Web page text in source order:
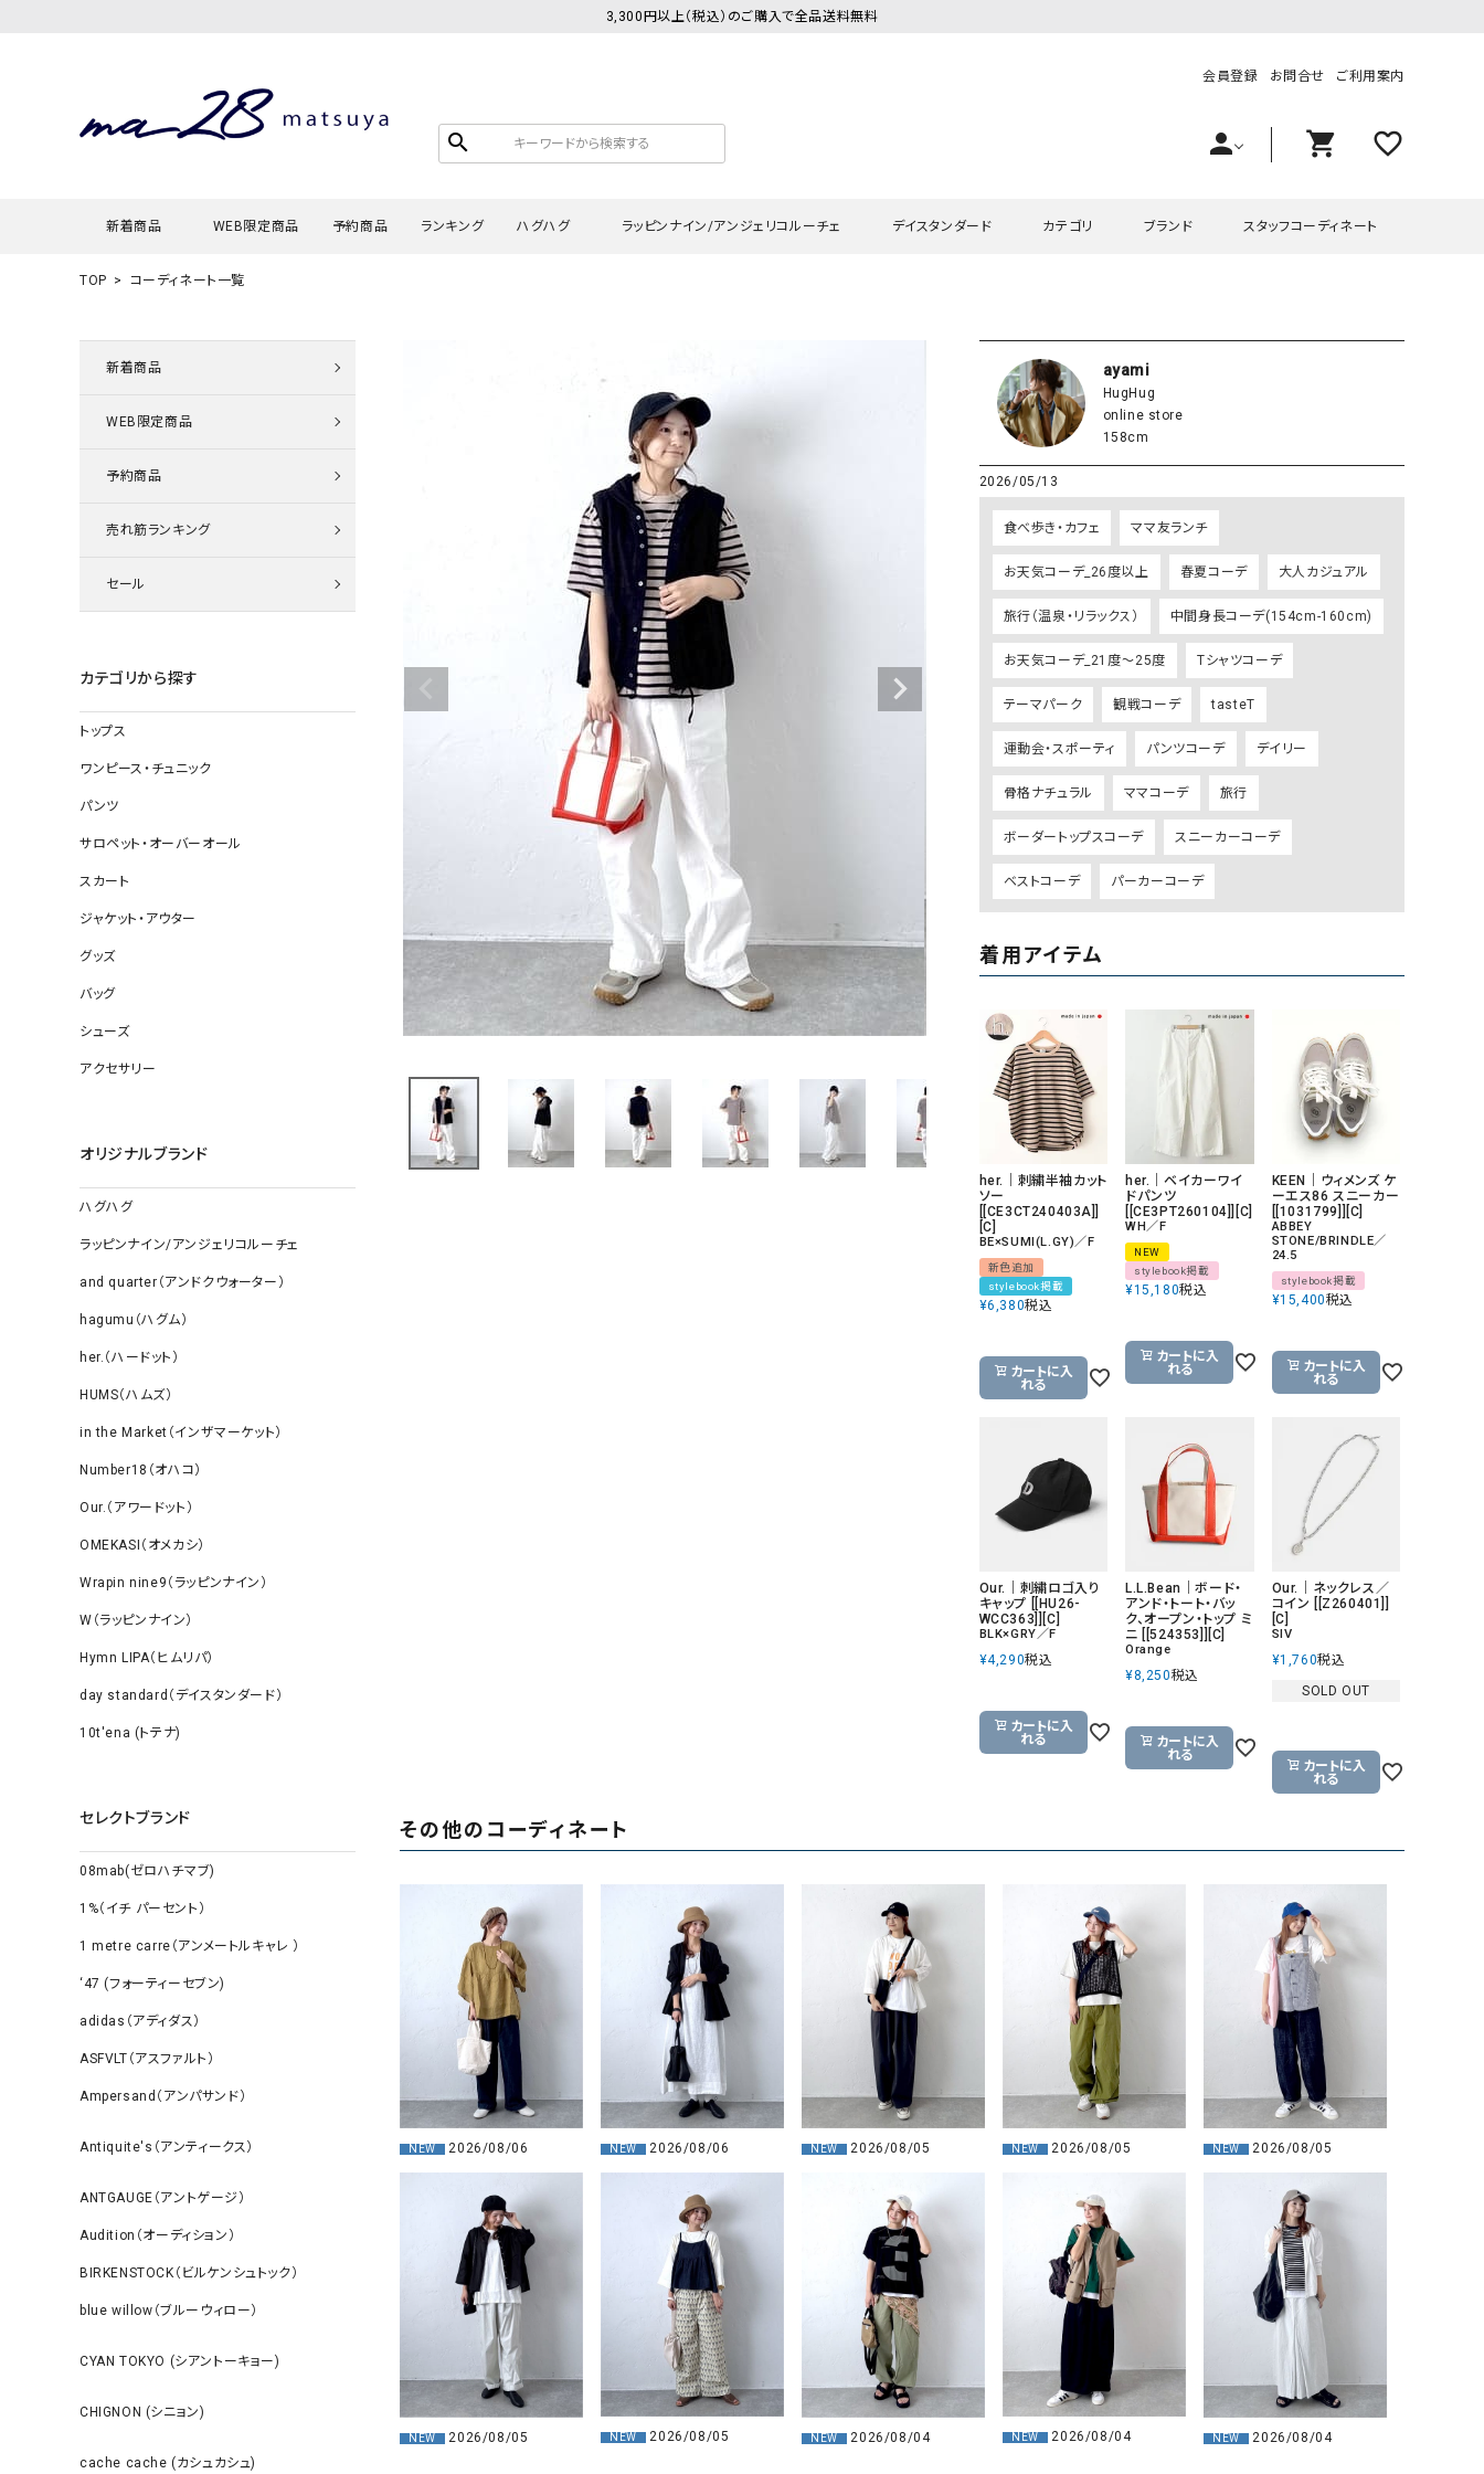
3,300円以上（税込）のご購入で全品送料無料
search
会員登録 お問合せ ご利用案内
person shopping_cart favorite_outline
新着商品 WEB限定商品 予約商品 ランキング ハグハグ
ロング・マキシ丈
その他スカート
帽子
ソックス
その他雑貨
ラッピンナイン/アンジェリコルーチェ
タンクトップ・キャミソール
デニムパンツ
その他のパンツ
ジャケット
コート
その他アウター
デイスタンダード
チュニック
ロング・マキシ丈
その他スカート
すべて見る
カテゴリ
ワンピース・チュニック
サロペット・オーバーオール
スカート
ワンピース・チュニック
サロペット・オーバーオール
ジャケット・アウター
ブランド
ラッピンナイン/アンジェリコルーチェ
hagumu（ハグム）
her.（ハードット）
and quarter（アンドクウォーター） HUMS（ハムズ）
day standard（デイスタンダード） 10t'ena (トテナ)
08mab(ゼロハチマブ)
1 metre carre（アンメートルキャレ ）
120%lino（ワンハンドレッドトゥエンティ
ーパーセントリノ）
adidas（アディダス）
ASFVLT（アスファルト） mizuiro ind（ミズイロ イン
Ampersand（アンパサンド）
Antiquite's（アンティークス）
NATURAL LAUNDRY（ナチ
Audition（オーディション）
ORDINARY FITS（オーディ
ツ）
blue willow（ブルーウィロー） Osmosis（オズモシス）
blue willow（ブルーウィロー） prit（プリット）
CUBE SUGAR（キューブシュガー） PUMA（プーマ）
CONVERSE ALL STAR（コンバースオー
ルスター）
Risley（リズレー）
Champion（チャンピオン） RED CARD（レッドカード）
DENIM DUNGAREE（デニムダンガリー） SO（エスオー）
Deck（ディック）
EVOL（イーボル）
SCOTCH&SODA（スコッチ
Emma Taylor（エマテイラー） SUGAR ROSE（シュガーロ
FLAVOR TEE（フレーバーティー） squady by graphite（スカ
GO TO HOLLYWOOD（ゴートゥーハリウ
THIRTY（サーティ）
GOOD SPEED（グッドスピード） un cinq（アンサンク）
GAIMO（ガイモ）
オーバーオール）
（ｇ） （グラム） upper hights（アッパーハイ
ILIMA（イリマ）
スタッフコーディネート
TOP コーディネート一覧
新着商品
WEB限定商品
予約商品
売れ筋ランキング
セール
カテゴリから探す
トップス
ワンピース・チュニック
パンツ
サロペット・オーバーオール
スカート
ジャケット・アウター
グッズ
バッグ
シューズ
アクセサリー
オリジナルブランド
ハグハグ
ラッピンナイン/アンジェリコルーチェ
and quarter（アンドクウォーター）
hagumu（ハグム）
her.（ハードット）
HUMS（ハムズ）
in the Market（インザマーケット）
Number18（オハコ）
Our.（アワードット）
OMEKASI（オメカシ）
Wrapin nine9（ラッピンナイン）
W（ラッピンナイン）
Hymn LIPA（ヒムリパ）
day standard（デイスタンダード）
10t'ena (トテナ)
セレクトブランド
08mab(ゼロハチマブ)
1%（イチ パーセント）
1 metre carre（アンメートルキャレ ）
‘47 (フォーティーセブン)
adidas（アディダス）
ASFVLT（アスファルト）
Ampersand（アンパサンド）
Antiquite's（アンティークス）
ANTGAUGE（アントゲージ）
Audition（オーディション）
BIRKENSTOCK（ビルケンシュトック）
blue willow（ブルーウィロー）
CYAN TOKYO (シアントーキョー)
CHIGNON (シニョン)
cache cache (カシュカシュ)
ayami
HugHug
online store
158cm
2026/05/13
食べ歩き・カフェ ママ友ランチ
お天気コーデ_26度以上 春夏コーデ 大人カジュアル
旅行（温泉・リラックス） 中間身長コーデ(154cm-160cm)
お天気コーデ_21度～25度 Tシャツコーデ
テーマパーク 観戦コーデ tasteT
運動会・スポーティ パンツコーデ デイリー
骨格ナチュラル ママコーデ 旅行
ボーダートップスコーデ スニーカーコーデ
ベストコーデ パーカーコーデ
着用アイテム
her.｜刺繍半袖カット
ソー
[[CE3CT240403A]]
[C]
BE×SUMI(L.GY)／F
新色追加
stylebook掲載
¥6,380税込
カートに入
れる
her.｜ベイカーワイ
ドパンツ
[[CE3PT260104]][C]
WH／F
NEW
stylebook掲載
¥15,180税込
カートに入
れる
KEEN｜ウィメンズ ケ
ーエス86 スニーカー
[[1031799]][C]
ABBEY
STONE/BRINDLE／
24.5
stylebook掲載
¥15,400税込
カートに入
れる
Our.｜刺繍ロゴ入り
キャップ [[HU26-
WCC363]][C]
BLK×GRY／F
¥4,290税込
カートに入
れる
L.L.Bean｜ボード・
アンド・トート・バッ
ク、オープン・トップ ミ
ニ [[524353]][C]
Orange
¥8,250税込
カートに入
れる
Our.｜ネックレス／
コイン [[Z260401]]
[C]
SIV
¥1,760税込
SOLD OUT
カートに入
れる
その他のコーディネート
NEW 2026/08/06 NEW 2026/08/06 NEW 2026/08/05 NEW 2026/08/05 NEW 2026/08/05
NEW 2026/08/05 NEW 2026/08/05 NEW 2026/08/04 NEW 2026/08/04 NEW 2026/08/04